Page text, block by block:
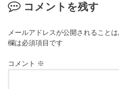
コメントを残す
メールアドレスが公開されることは
欄は必須項目です
コメント ※